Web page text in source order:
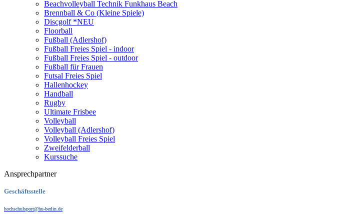
Beachvolleyball Technik Funkhaus Beach
Brennball & Co (Kleine Spiele)
Discgolf *NEU
Floorball
Fußball (Adlershof)
Fußball Freies Spiel - indoor
Fußball Freies Spiel - outdoor
Fußball für Frauen
Futsal Freies Spiel
Hallenhockey
Handball
Rugby
Ultimate Frisbee
Volleyball
Volleyball (Adlershof)
Volleyball Freies Spiel
Zweifelderball
Kurssuche
Ansprechpartner
Geschäftsstelle
hochschulsport@hu-berlin.de